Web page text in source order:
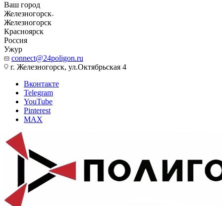
Ваш город
Железногорск
Железногорск
Красноярск
Россия
Ужур
connect@24poligon.ru
г. Железногорск, ул.Октябрьская 4
Вконтакте
Telegram
YouTube
Pinterest
MAX